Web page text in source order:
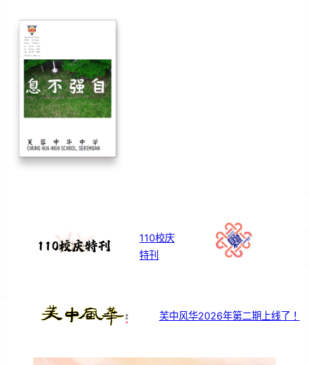
110校庆
特刊
芙中风华2026年第二期上线了！